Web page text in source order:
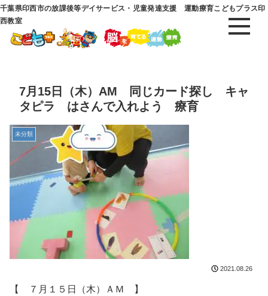
千葉県印西市の放課後等デイサービス・児童発達支援 運動療育こどもプラス印
西教室
7月15日（木）AM 同じカード探し キャ
タピラ はさんで入れよう 療育
未分類
2021.08.26
【 ７月１５日（木）ＡＭ 】